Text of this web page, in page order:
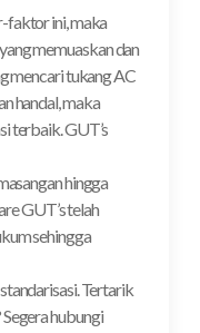
ini, maka
memuaskan dan
mencari tukang AC
handal, maka
terbaik. GUT’s
hingga
GUT’s telah
sehingga
Tertarik
hubungi